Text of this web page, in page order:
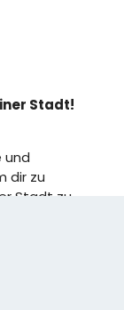
Stadt!
und
dir zu
Stadt zu